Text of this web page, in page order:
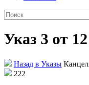
Указ 3 от
Назад в Указы
222